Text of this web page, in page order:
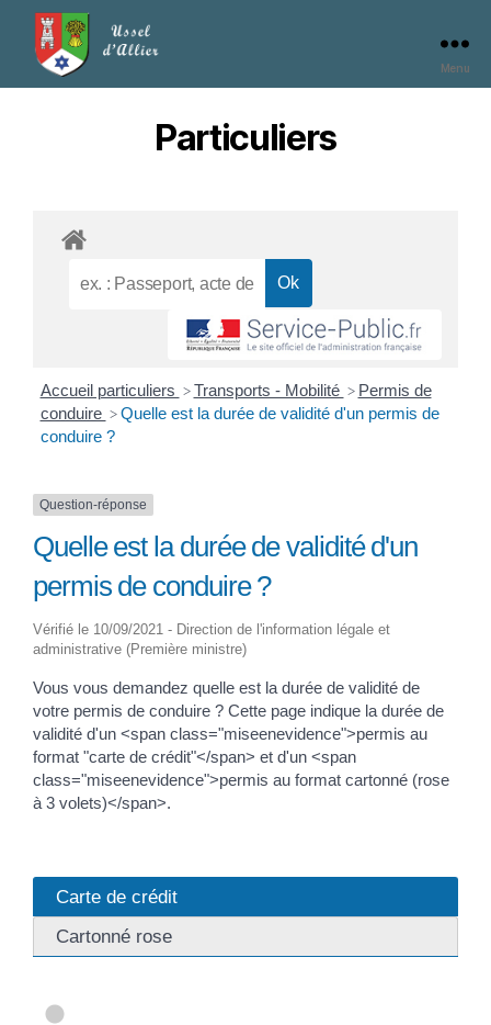
Menu
Particuliers
Accueil particuliers > Transports - Mobilité > Permis de
conduire > Quelle est la durée de validité d'un permis de
conduire ?
Question-réponse
Quelle est la durée de validité d'un
permis de conduire ?
Vérifié le 10/09/2021 - Direction de l'information légale et
administrative (Première ministre)
Vous vous demandez quelle est la durée de validité de
votre permis de conduire ? Cette page indique la durée de
validité d'un <span class="miseenevidence">permis au
format "carte de crédit"</span> et d'un <span
class="miseenevidence">permis au format cartonné (rose
à 3 volets)</span>.
Carte de crédit
Cartonné rose